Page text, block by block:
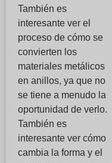
También es
interesante ver el
proceso de cómo se
convierten los
materiales metálicos
en anillos, ya que no
se tiene a menudo la
oportunidad de verlo.
También es
interesante ver cómo
cambia la forma y el